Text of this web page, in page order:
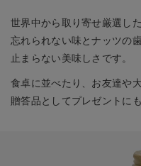
世界中から取り寄せ厳選し
忘れられない味とナッツの
止まらない美味しさです。
食卓に並べたり、お友達や
贈答品としてプレゼントに